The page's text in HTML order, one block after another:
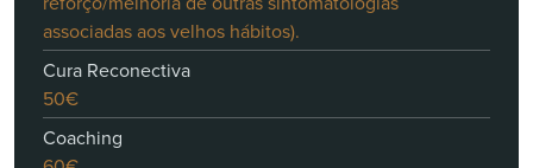
associadas aos velhos hábitos).
Cura Reconectiva
50€
Coaching